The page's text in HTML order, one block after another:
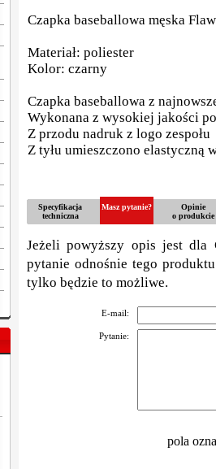
Czapka baseballowa męska
Materiał: poliester
Kolor: czarny
Czapka baseballowa z
Wykonana z wysokiej jakości
Z przodu nadruk z logo zespołu
Z tyłu umieszczono elastyczną
Specyfikacja
techniczna
Masz pytanie?
Opinie
o produkcie
Jeżeli powyższy opis jest dla
pytanie odnośnie tego
tylko będzie to możliwe.
E-mail:
Pytanie:
pola